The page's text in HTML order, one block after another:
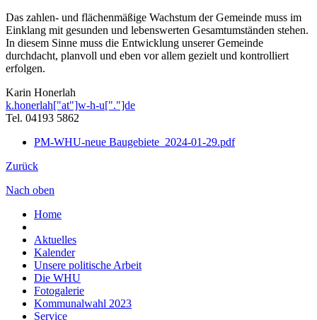
Das zahlen- und flächenmäßige Wachstum der Gemeinde muss im
Einklang mit gesunden und lebenswerten Gesamtumständen stehen.
In diesem Sinne muss die Entwicklung unserer Gemeinde
durchdacht, planvoll und eben vor allem gezielt und kontrolliert
erfolgen.
Karin Honerlah
k.honerlah["at"]w-h-u["."]de
Tel. 04193 5862
PM-WHU-neue Baugebiete_2024-01-29.pdf
Zurück
Nach oben
Home
Aktuelles
Kalender
Unsere politische Arbeit
Die WHU
Fotogalerie
Kommunalwahl 2023
Service